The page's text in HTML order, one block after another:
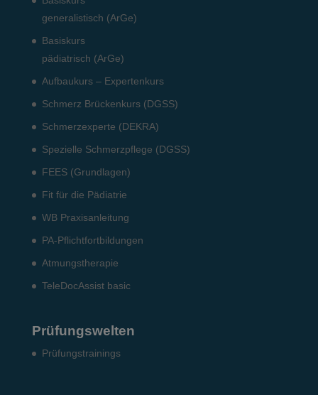
generalistisch (ArGe)
Basiskurs
pädiatrisch (ArGe)
Aufbaukurs – Expertenkurs
Schmerz Brückenkurs (DGSS)
Schmerzexperte (DEKRA)
Spezielle Schmerzpflege (DGSS)
FEES (Grundlagen)
Fit für die Pädiatrie
WB Praxisanleitung
PA-Pflichtfortbildungen
Atmungstherapie
TeleDocAssist basic
Prüfungswelten
Prü­fungs­trai­nings